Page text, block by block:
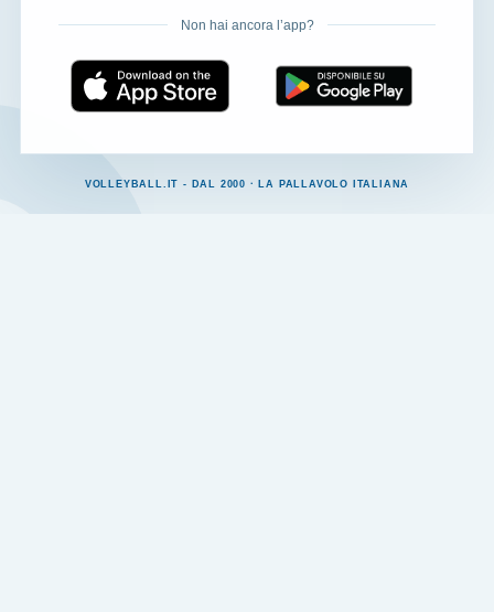
Non hai ancora l’app?
VOLLEYBALL.IT - DAL 2000 · LA PALLAVOLO ITALIANA